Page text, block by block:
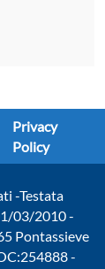
Privacy
Policy
-Testata
03/2010 -
Pontassieve
-